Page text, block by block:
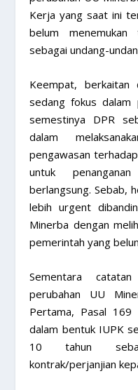
Kerja yang saat ini
belum
sebagai undang-
Keempat, berkaitan
sedang fokus dalam
semestinya DPR
dalam
pengawasan
untuk
berlangsung. Sebab,
lebih urgent
Minerba dengan
pemerintah yang
Sementara
perubahan UU
Pertama, Pasal 169
dalam bentuk IUPK
10 tahun
kontrak/perjanjian